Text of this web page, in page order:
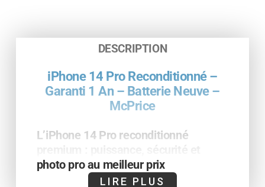
DESCRIPTION
iPhone 14 Pro Reconditionné –
Garanti 1 An – Batterie Neuve –
McPrice
L’iPhone 14 Pro reconditionné
photo pro au meilleur prix
LIRE PLUS